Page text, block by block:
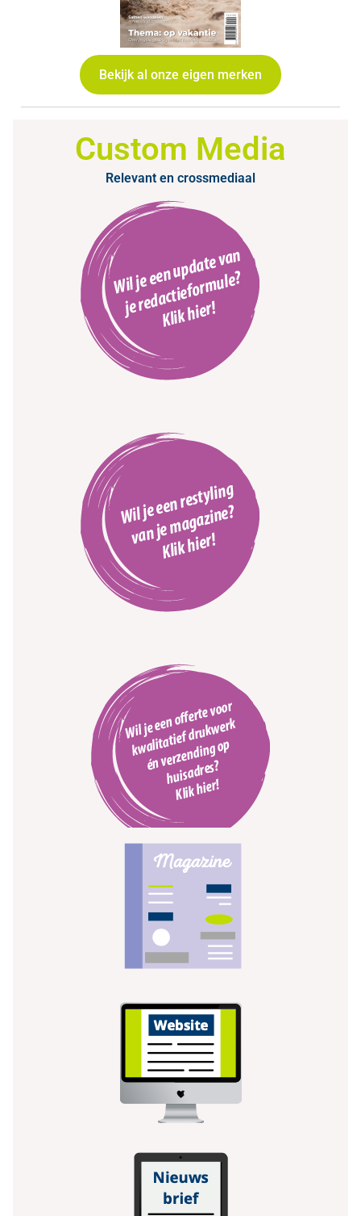
Bekijk al onze eigen merken
Custom Media
Relevant en crossmediaal